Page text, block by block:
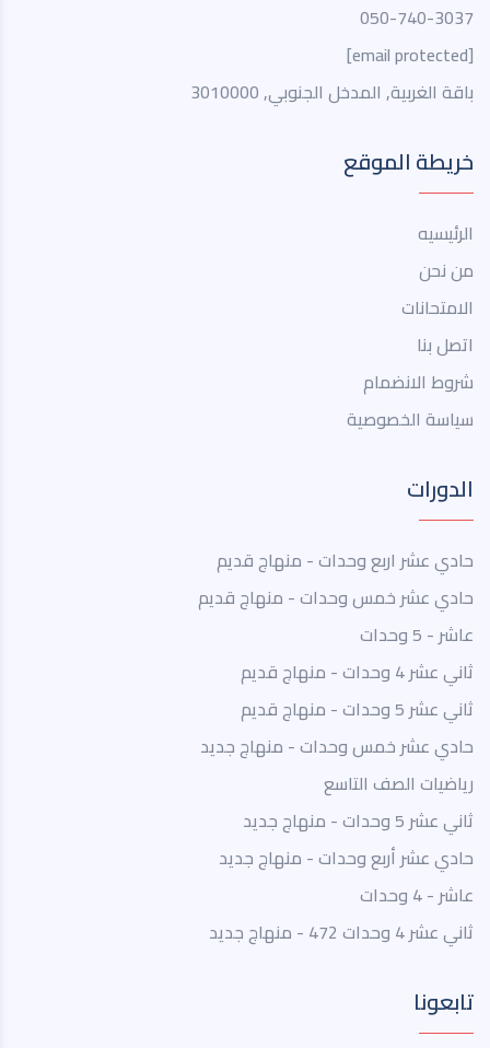
050-740-3037
[email protected]
باقة الغربية, المدخل الجنوبي, 3010000
خريطة الموقع
الرئيسيه
من نحن
الامتحانات
اتصل بنا
شروط الانضمام
سياسة الخصوصية
الدورات
حادي عشر اربع وحدات - منهاج قديم
حادي عشر خمس وحدات - منهاج قديم
عاشر - 5 وحدات
ثاني عشر 4 وحدات - منهاج قديم
ثاني عشر 5 وحدات - منهاج قديم
حادي عشر خمس وحدات - منهاج جديد
رياضيات الصف التاسع
ثاني عشر 5 وحدات - منهاج جديد
حادي عشر أربع وحدات - منهاج جديد
عاشر - 4 وحدات
ثاني عشر 4 وحدات 472 - منهاج جديد
تابعونا